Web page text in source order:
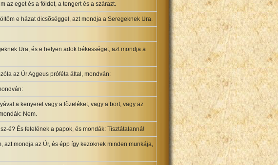
az eget és a földet, a tengert és a szárazt.
e házat dicsõséggel, azt mondja a Seregeknek Ura.
Ura, és e helyen adok békességet, azt mondja a
az Úr Aggeus próféta által, mondván:
a kenyeret vagy a fõzeléket, vagy a bort, vagy az
Nem.
é? És felelének a papok, és mondák: Tisztátalanná!
mondja az Úr, és épp így kezöknek minden munkája,